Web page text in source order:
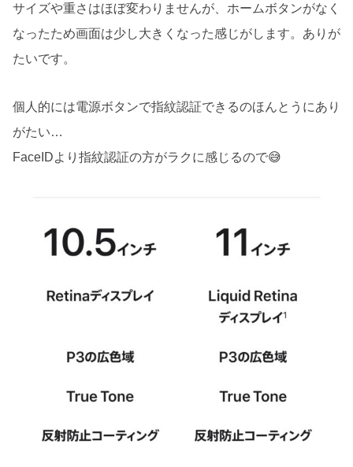
サイズや重さはほぼ変わりませんが、ホームボタンがなく
なったため画面は少し大きくなった感じがします。ありが
たいです。
個人的には電源ボタンで指紋認証できるのほんとうにあり
がたい…
FaceIDより指紋認証の方がラクに感じるので😅